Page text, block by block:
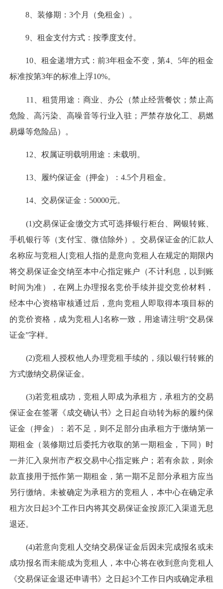
8、装修期：3个月（免租金）。
9、租金支付方式：按季度支付。
10、租金递增方式：前3年租金不变，第4、5年的租金
标准按第3年的标准上浮10%。
11、租赁用途：商业、办公（禁止经营餐饮；禁止高
危险、高污染、高噪音等行业入驻；严禁存放化工、易燃
易爆等危险品）。
12、权属证明载明用途：未载明。
13、履约保证金（押金）：4.5个月租金。
14、交易保证金：50000元。
(1)交易保证金缴交方式可选择银行柜台、网银转账、
手机银行等（支付宝、微信除外）。交易保证金的汇款人
名称应与竞租人[竞租人指的是意向竞租人在规定的期限内
将交易保证金交纳至本中心指定账户（不计利息，以到账
时间为准），在网上办理报名竞价手续并提交竞价材料，
经本中心资格审核通过后，意向竞租人即取得本项目标的
的竞价资格，成为竞租人]名称一致，用途请注明“交易保
证金”字样。
(2)竞租人授权他人办理竞租手续的，须以银行转账的
方式缴纳交易保证金。
(3)若竞租成功，竞租人即成为承租方，承租方的交易
保证金在签署《成交确认书》之日起自动转为标的履约保
证金（押金）：若不足，则不足部分由承租方于缴纳第一
期租金（装修期过后委托方收取的第一期租金，下同）时
一并汇入泉州市产权交易中心指定账户；若有余款，则余
款直接用于抵作第一期租金，第一期不足部分承租方应当
另行缴纳。未被确定为承租方的竞租人，本中心在确定承
租方次日起3个工作日内将其交易保证金按原汇入渠道无息
退还。
(4)若意向竞租人交纳交易保证金后因未完成报名或未
成功报名而未能成为竞租人，本中心将在收到意向竞租人
《交易保证金退还申请书》之日起3个工作日内或确定承租